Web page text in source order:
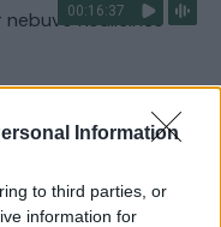
Information
to third parties, or
information for
00:16:37
nebuvo Koalicinės
kapinėse